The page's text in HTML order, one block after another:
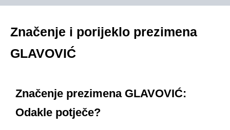
Značenje i porijeklo prezimena
GLAVOVIĆ
Značenje prezimena GLAVOVIĆ:
Odakle potječe?